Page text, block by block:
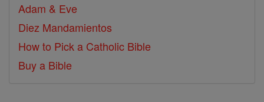
Adam & Eve
Diez Mandamientos
How to Pick a Catholic Bible
Buy a Bible